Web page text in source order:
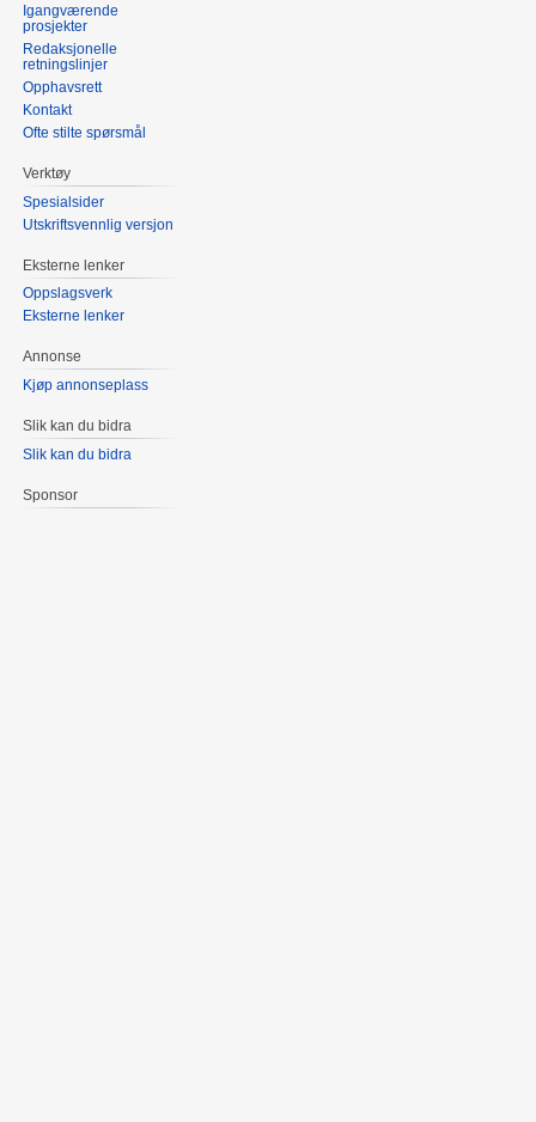
Igangværende
prosjekter
Redaksjonelle
retningslinjer
Opphavsrett
Kontakt
Ofte stilte spørsmål
Verktøy
Spesialsider
Utskriftsvennlig versjon
Eksterne lenker
Oppslagsverk
Eksterne lenker
Annonse
Kjøp annonseplass
Slik kan du bidra
Slik kan du bidra
Sponsor